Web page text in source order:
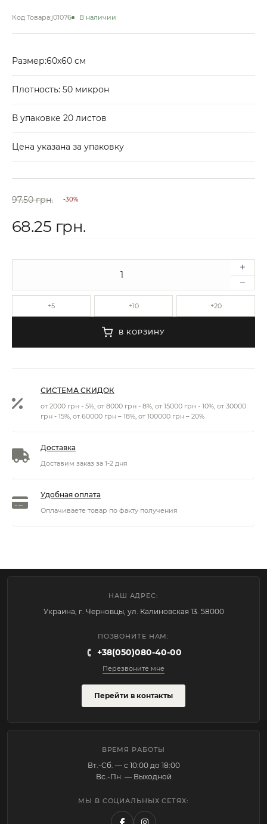
Код Товара:j01076 В наличии
Размер:60х60 см
Плотность: 50 микрон
В упаковке 20 листов
Цена указана за упаковку
97.50 грн. -30%
68.25 грн.
+5 +10 +20
В КОРЗИНУ
СИСТЕМА СКИДОК
от 2000 грн - 5%, от 8000 грн - 8%, от 15000 грн - 10%, от 30000
грн - 15%, от 60000 грн – 18%, от 100000 грн – 20%
Доставка
Доставим заказ за 1-2 дня
Удобная оплата
Оплачиваете товар по факту получения
НАШ АДРЕС:
Украина, г. Черновцы, ул. Калиновская 13. 58000
ПОЗВОНИТЕ НАМ:
+38(050)080-40-00
Перезвоните мне
Перейти в контакты
ВРЕМЯ РАБОТЫ
Вт.-Cб. — с 10:00 до 18:00
Вс.-Пн. — Выходной
МЫ В СОЦИАЛЬНЫХ СЕТЯХ: